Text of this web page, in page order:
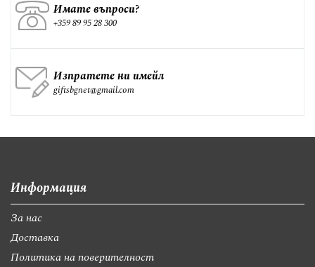
Имате въпроси?
+359 89 95 28 300
Изпратете ни имейл
giftsbgnet@gmail.com
Информация
За нас
Доставка
Политика на поверителност